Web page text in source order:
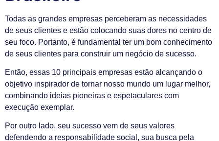
Todas as grandes empresas perceberam as necessidades
de seus clientes e estão colocando suas dores no centro de
seu foco. Portanto, é fundamental ter um bom conhecimento
de seus clientes para construir um negócio de sucesso.
Então, essas 10 principais empresas estão alcançando o
objetivo inspirador de tornar nosso mundo um lugar melhor,
combinando ideias pioneiras e espetaculares com
execução exemplar.
Por outro lado, seu sucesso vem de seus valores
defendendo a responsabilidade social, sua busca pela